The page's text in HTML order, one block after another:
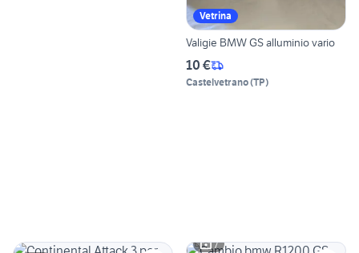
Vetrina
Valigie BMW GS alluminio vario
10 €
Castelvetrano(TP)
7